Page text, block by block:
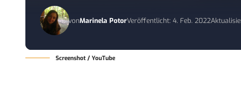
vonMarinela PotorVeröffentlicht: 4. Feb. 2022
Screenshot / YouTube